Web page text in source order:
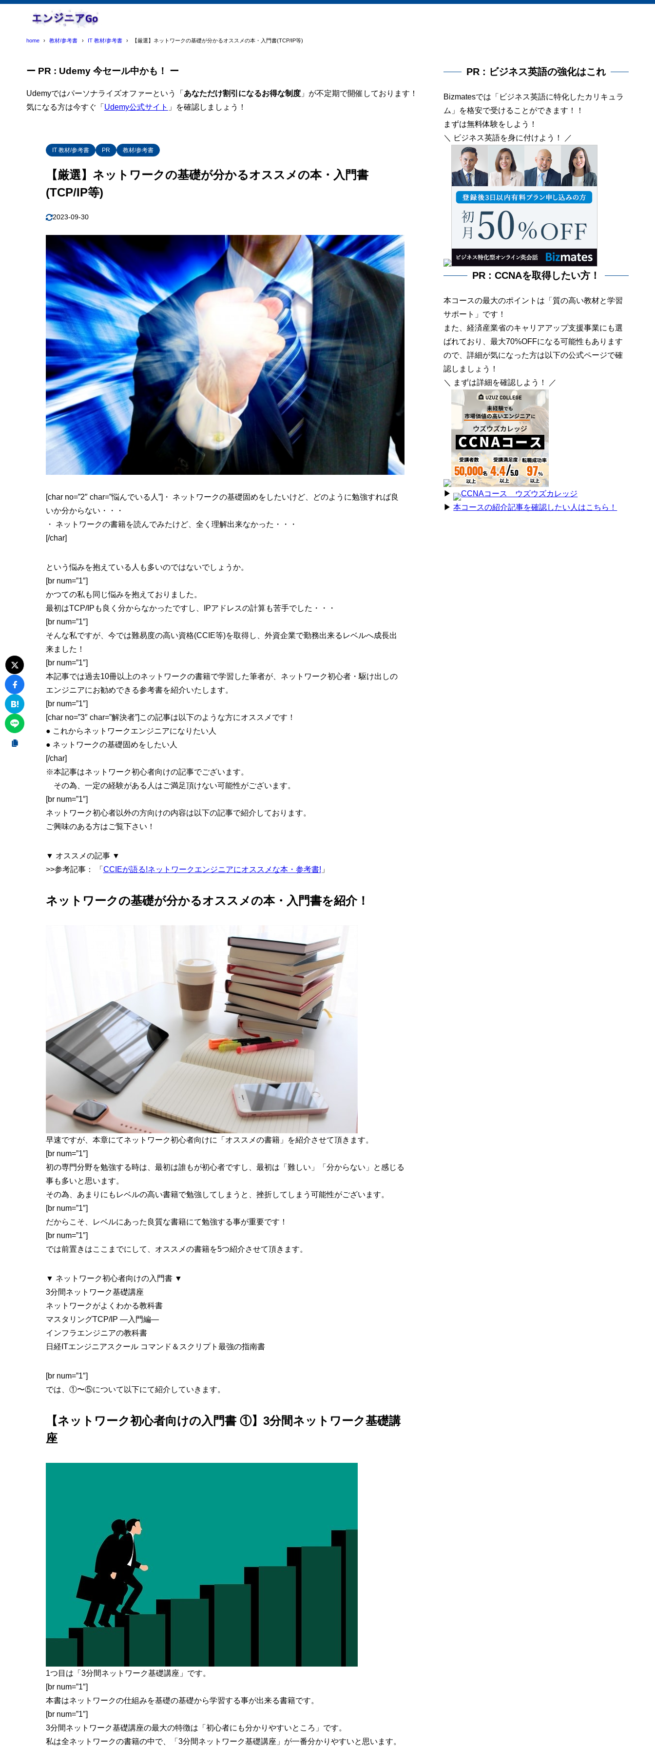
home 教材/参考書 IT 教材/参考書 【厳選】ネットワークの基礎が分かるオススメの本・入門書(TCP/IP等)
ー PR : Udemy 今セール中かも！ ー
Udemyではパーソナライズオファーという「 あなただけ割引になるお得な制度」が不定期で開催しております！
気になる方は今すぐ「 Udemy公式サイト 」を確認しましょう！
IT 教材/参考書 PR 教材/参考書
【厳選】ネットワークの基礎が分かるオススメの本・入門書
(TCP/IP等)
2023-09-30
[char no=”2″ char=”悩んでいる人”]・ ネットワークの基礎固めをしたいけど、どのように勉強すれば良
いか分からない・・・
・ ネットワークの書籍を読んでみたけど、全く理解出来なかった・・・
[/char]
という悩みを抱えている人も多いのではないでしょうか。
[br num=”1″]
かつての私も同じ悩みを抱えておりました。
最初はTCP/IPも良く分からなかったですし、IPアドレスの計算も苦手でした・・・
[br num=”1″]
そんな私ですが、今では難易度の高い資格(CCIE等)を取得し、外資企業で勤務出来るレベルへ成長出
来ました！
[br num=”1″]
本記事では過去10冊以上のネットワークの書籍で学習した筆者が、ネットワーク初心者・駆け出しの
エンジニアにお勧めできる参考書を紹介いたします。
[br num=”1″]
[char no=”3″ char=”解決者”]この記事は以下のような方にオススメです！
● これからネットワークエンジニアになりたい人
● ネットワークの基礎固めをしたい人
[/char]
※本記事はネットワーク初心者向けの記事でございます。
その為、一定の経験がある人はご満足頂けない可能性がございます。
[br num=”1″]
ネットワーク初心者以外の方向けの内容は以下の記事で紹介しております。
ご興味のある方はご覧下さい！
▼ オススメの記事 ▼
>>参考記事：
「 CCIEが語る!ネットワークエンジニアにオススメな本・参考書! 」
ネットワークの基礎が分かるオススメの本・入門書を紹介！
早速ですが、本章にてネットワーク初心者向けに「オススメの書籍」を紹介させて頂きます。
[br num=”1″]
初の専門分野を勉強する時は、最初は誰もが初心者ですし、最初は「難しい」「分からない」と感じる
事も多いと思います。
その為、あまりにもレベルの高い書籍で勉強してしまうと、挫折してしまう可能性がございます。
[br num=”1″]
だからこそ、
レベルにあった良質な書籍にて勉強する事が重要です！
[br num=”1″]
では前置きはここまでにして、オススメの書籍を5つ紹介させて頂きます。
▼ ネットワーク初心者向けの入門書 ▼
3分間ネットワーク基礎講座
ネットワークがよくわかる教科書
マスタリングTCP/IP ―入門編―
インフラエンジニアの教科書
日経ITエンジニアスクール コマンド＆スクリプト最強の指南書
[br num=”1″]
では、①〜⑤について以下にて紹介していきます。
【ネットワーク初心者向けの入門書 ①】3分間ネットワーク基礎講
座
1つ目は「 3分間ネットワーク基礎講座 」です。
[br num=”1″]
本書はネットワークの仕組みを基礎の基礎から学習する事が出来る書籍です。
[br num=”1″]
3分間ネットワーク基礎講座の最大の特徴は「 初心者にも分かりやすいところ 」です。
私は全ネットワークの書籍の中で、「3分間ネットワーク基礎講座」が一番分かりやすいと思います。
PR : ビジネス英語の強化はこれ
Bizmatesでは「ビジネス英語に特化したカリキュラ
ム」を格安で受けることができます！！
まずは無料体験をしよう！
＼ ビジネス英語を身に付けよう！ ／
PR : CCNAを取得したい方！
本コースの最大のポイントは「質の高い教材と学習
サポート」です！
また、経済産業省のキャリアアップ支援事業にも選
ばれており、最大70%OFFになる可能性もあります
ので、詳細が気になった方は以下の公式ページで確
認しましょう！
＼ まずは詳細を確認しよう！ ／
▶︎
CCNAコース ウズウズカレッジ
▶︎本コースの紹介記事を確認したい人はこちら！